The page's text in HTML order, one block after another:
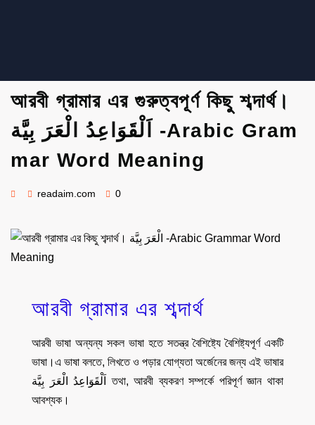
আরবী গ্রামার এর গুরুত্বপূর্ণ কিছু শব্দার্থ।
اَلْقَوَاعِدُ الْعَرَ بِيَّة -Arabic Gram
mar Word Meaning
readaim.com 0
আরবী গ্রামার এর শব্দার্থ
আরবী ভাষা অন্যন্য সকল ভাষা হতে সতন্ত্র বৈশিষ্ট্যে বৈশিষ্ট্যপূর্ণ একটি
ভাষা।এ ভাষা বলতে, লিখতে ও পড়ার যোগ্যতা অর্জেনের জন্য এই ভাষার
اَلْقَوَاعِدُ الْعَرَ بِيَّة
তথা, আরবী ব্যকরণ সম্পর্কে পরিপূর্ণ জ্ঞান থাকা
আবশ্যক।